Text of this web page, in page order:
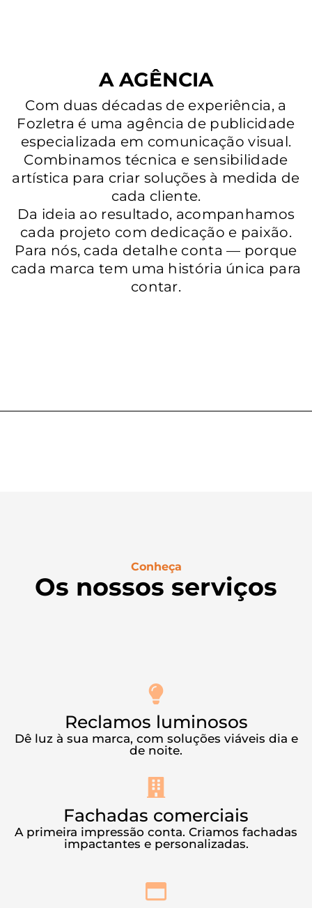
A AGÊNCIA
Com duas décadas de experiência, a
Fozletra é uma agência de publicidade
especializada em comunicação visual.
Combinamos técnica e sensibilidade
artística para criar soluções à medida de
cada cliente.
Da ideia ao resultado, acompanhamos
cada projeto com dedicação e paixão.
Para nós, cada detalhe conta — porque
cada marca tem uma história única para
contar.
Conheça
Os nossos serviços
Reclamos luminosos
Dê luz à sua marca, com soluções viáveis dia e
de noite.
Fachadas comerciais
A primeira impressão conta. Criamos fachadas
impactantes e personalizadas.